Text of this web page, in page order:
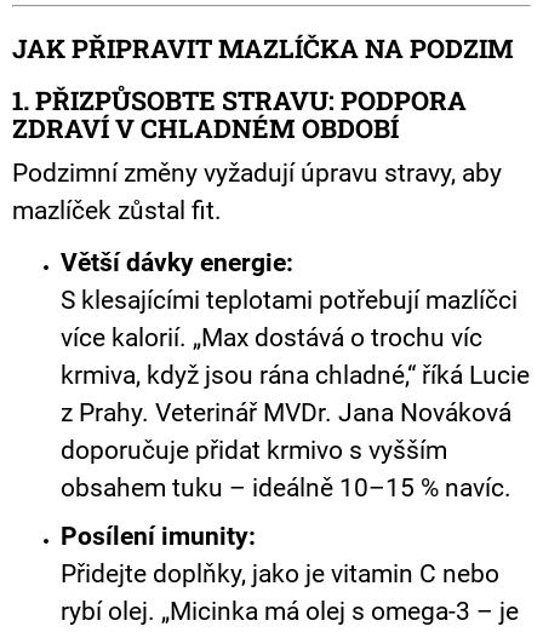
JAK PŘIPRAVIT MAZLÍČKA NA PODZIM
1. PŘIZPŮSOBTE STRAVU: PODPORA
ZDRAVÍ V CHLADNÉM OBDOBÍ
Podzimní změny vyžadují úpravu stravy, aby
mazlíček zůstal fit.
Větší dávky energie:
S klesajícími teplotami potřebují mazlíčci
více kalorií. „Max dostává o trochu víc
krmiva, když jsou rána chladné,“ říká Lucie
z Prahy. Veterinář MVDr. Jana Nováková
doporučuje přidat krmivo s vyšším
obsahem tuku – ideálně 10–15 % navíc.
Posílení imunity:
Přidejte doplňky, jako je vitamin C nebo
rybí olej. „Micinka má olej s omega-3 – je